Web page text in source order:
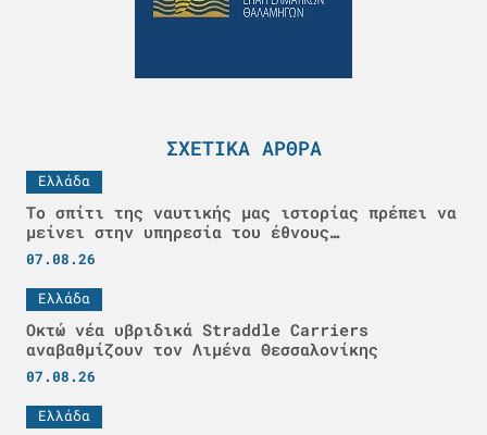
ΣΧΕΤΙΚΆ ΆΡΘΡΑ
Ελλάδα
Το σπίτι της ναυτικής μας ιστορίας πρέπει να
μείνει στην υπηρεσία του έθνους…
07.08.26
Ελλάδα
Οκτώ νέα υβριδικά Straddle Carriers
αναβαθμίζουν τον Λιμένα Θεσσαλονίκης
07.08.26
Ελλάδα